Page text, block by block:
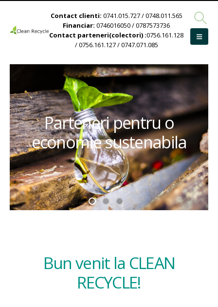
Contact clienti: 0741.015.727 / 0748.011.565
Financiar: 0746016050 / 0787573736
Contact parteneri(colectori) :0756.161.128
/ 0756.161.127 / 0747.071.085
Parteneri pentru o
economie sustenabila
Bun venit la CLEAN
RECYCLE!